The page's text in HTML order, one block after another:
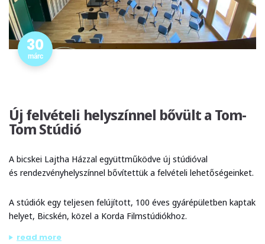
30
márc
Új felvételi helyszínnel bővült a Tom-
Tom Stúdió
A bicskei Lajtha Házzal együttműködve új stúdióval
és rendezvényhelyszínnel bővítettük a felvételi lehetőségeinket.
A stúdiók egy teljesen felújított, 100 éves gyárépületben kaptak
helyet, Bicskén, közel a Korda Filmstúdiókhoz.
read more
„új felvételi helyszínnel bővült a tom-tom stúdió”